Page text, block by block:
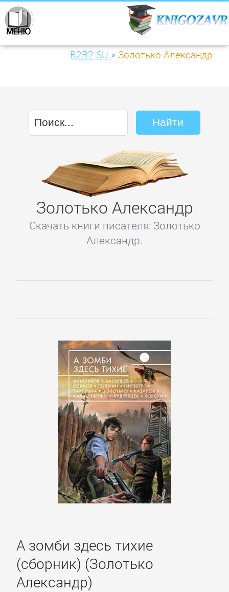
B2B2.SU » Золотько Александр
Золотько Александр
Скачать книги писателя: Золотько
Александр.
А зомби здесь тихие
(сборник) (Золотько
Александр)